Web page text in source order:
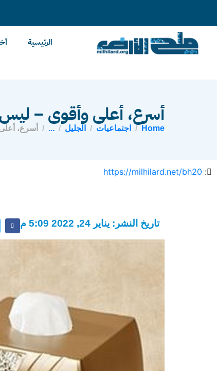
الرئيسية
أسرع، أعلى وأقوى –
Home اجتماعيات الجليل ... أسرع،
:
https://milhilard.net/bh20
تاريخ النشر: يناير 24, 2022 5:09 م